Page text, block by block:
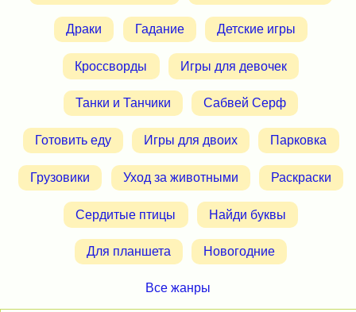
Драки Гадание Детские игры
Кроссворды Игры для девочек
Танки и Танчики Сабвей Серф
Готовить еду Игры для двоих Парковка
Грузовики Уход за животными Раскраски
Сердитые птицы Найди буквы
Для планшета Новогодние
Все жанры